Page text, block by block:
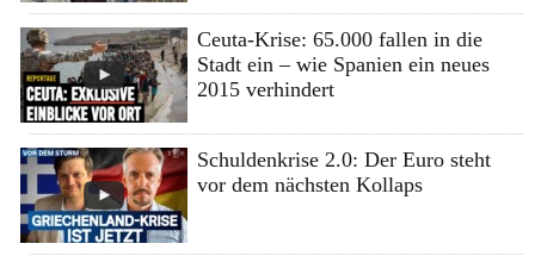
Ceuta-Krise: 65.000 fallen in die
Stadt ein – wie Spanien ein neues
2015 verhindert
Schuldenkrise 2.0: Der Euro steht
vor dem nächsten Kollaps